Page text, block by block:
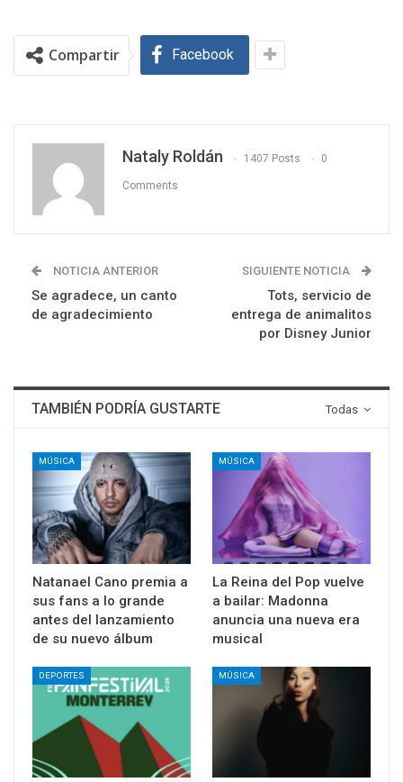
Compartir Facebook
Nataly Roldán 1407 Posts 0
Comments
NOTICIA ANTERIOR
Se agradece, un canto
de agradecimiento
SIGUIENTE NOTICIA
Tots, servicio de
entrega de animalitos
por Disney Junior
Todas
TAMBIÉN PODRÍA GUSTARTE
MÚSICA
Natanael Cano premia a
sus fans a lo grande
antes del lanzamiento
de su nuevo álbum
MÚSICA
La Reina del Pop vuelve
a bailar: Madonna
anuncia una nueva era
musical
DEPORTES MÚSICA